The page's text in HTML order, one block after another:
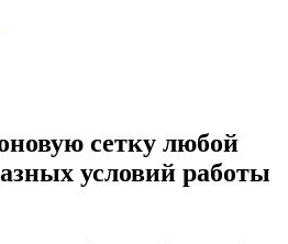
сетку любой
условий работы